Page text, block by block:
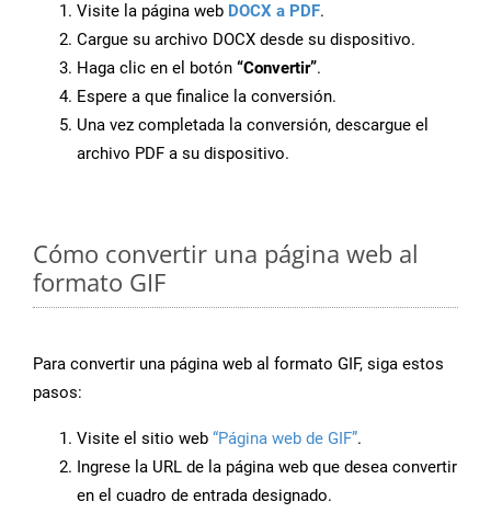
Visite la página web DOCX a PDF.
Cargue su archivo DOCX desde su dispositivo.
Haga clic en el botón “Convertir”.
Espere a que finalice la conversión.
Una vez completada la conversión, descargue el
archivo PDF a su dispositivo.
Cómo convertir una página web al
formato GIF
Para convertir una página web al formato GIF, siga estos
pasos:
Visite el sitio web “Página web de GIF”.
Ingrese la URL de la página web que desea convertir
en el cuadro de entrada designado.